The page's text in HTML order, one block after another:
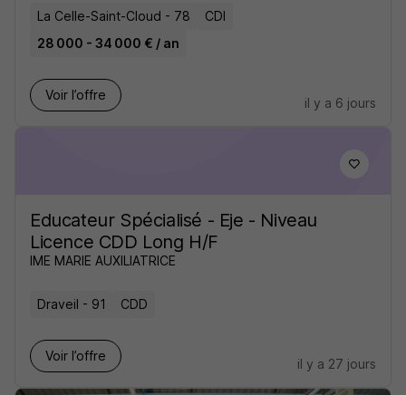
La Celle-Saint-Cloud - 78
CDI
28 000 - 34 000 € / an
Voir l’offre
il y a 6 jours
Educateur Spécialisé - Eje - Niveau
Licence CDD Long H/F
IME MARIE AUXILIATRICE
Draveil - 91 CDD
Voir l’offre
il y a 27 jours